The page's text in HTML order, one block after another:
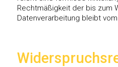
Rechtmäßigkeit der bis zum
Datenverarbeitung bleibt